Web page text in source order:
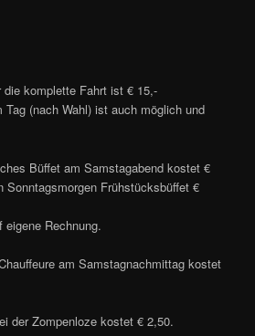
die komplette Fahrt ist € 15,-
Tag (nach Wahl) ist auch möglich und
Büffet am Samstagabend kostet €
Sonntagsmorgen Frühstücksbüffet €
eigene Rechnung.
am Samstagnachmittag kostet
der Zompenloze kostet € 2,50.